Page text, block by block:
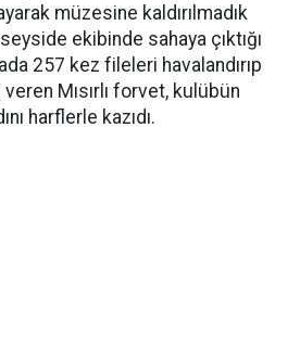
müzesine kaldırılmadık
ekibinde sahaya çıktığı
257 kez fileleri havalandırıp
Mısırlı forvet, kulübün
harflerle kazıdı.